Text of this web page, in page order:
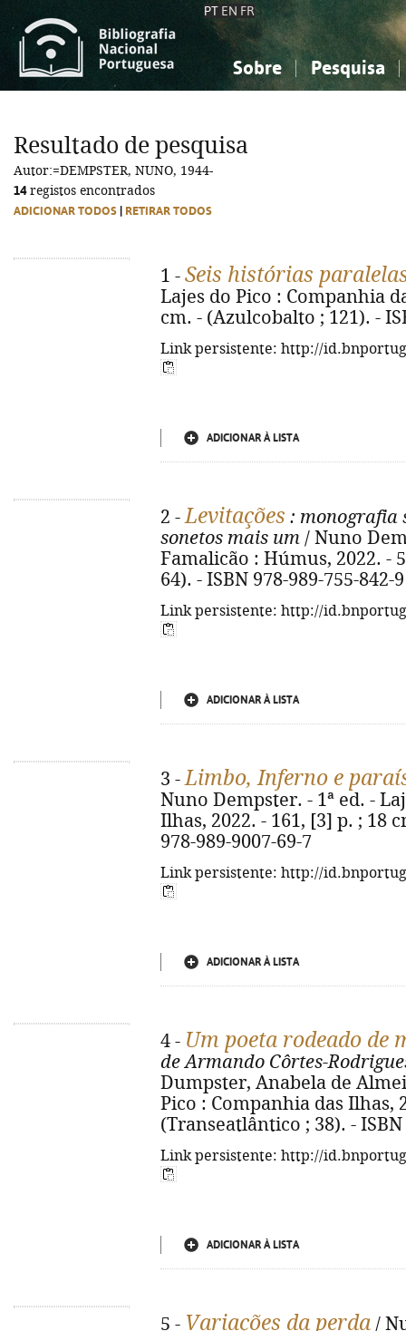
PT EN FR
Sobre Pesquisa
Ciências sociais...
Ciências sociais...
Resultado de pesquisa
Autor:=DEMPSTER, NUNO, 1944-
14registos encontrados
ADICIONAR TODOS RETIRAR TODOS
1 - Seis histórias
Lajes do Pico : Companhia
cm. - (Azulcobalto ; 121). -
Link persistente: http://
ADICIONAR À LISTA
2 -Levitações : monografia
sonetos mais um / Nuno
Famalicão : Húmus, 2022. -
64). - ISBN 978-989-755-842-9
Link persistente: http://
ADICIONAR À LISTA
3 -Limbo, Inferno e
Nuno Dempster. - 1ª ed. -
Ilhas, 2022. - 161, [3] p. ; 18
978-989-9007-69-7
Link persistente: http://
ADICIONAR À LISTA
4 - Um poeta rodeado de
de Armando Côrtes-
Dumpster, Anabela de
Pico : Companhia das Ilhas,
(Transeatlântico ; 38). - ISBN
Link persistente: http://
ADICIONAR À LISTA
5 - Variações da perda /